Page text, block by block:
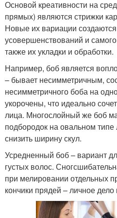
Основой креативности на
прямых) являются стрижки
Новые их вариации создаются
усовершенствований и
также их укладки и обработки.
Например, боб является
– бывает несимметричным,
несимметричного боба на
укорочены, что идеально
лица. Многослойный же боб
подбородок на овальном типе
снизить ширину скул.
Усредненный боб – вариант
густых волос.
при мелировании отдельных
кончики прядей – личное